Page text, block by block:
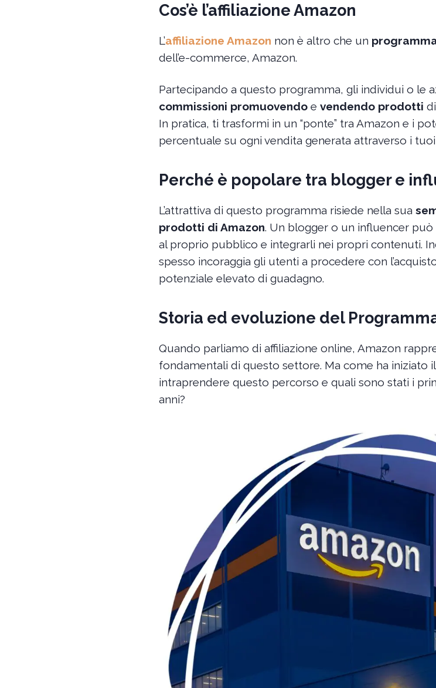
Cos’è l’affiliazione Amazon
L’affiliazione Amazon non è altro che un
dell’e-commerce, Amazon.
Partecipando a questo programma, gli individui o le
commissioni promuovendo e vendendo prodotti
In pratica, ti trasformi in un “ponte” tra Amazon e i
percentuale su ogni vendita generata attraverso i
Perché è popolare tra blogger e
L’attrattiva di questo programma risiede nella sua
prodotti di Amazon. Un blogger o un influencer
al proprio pubblico e integrarli nei propri contenuti.
spesso incoraggia gli utenti a procedere con
potenziale elevato di guadagno.
Storia ed evoluzione del
Quando parliamo di affiliazione online, Amazon
fondamentali di questo settore. Ma come ha iniziato
intraprendere questo percorso e quali sono stati i
anni?